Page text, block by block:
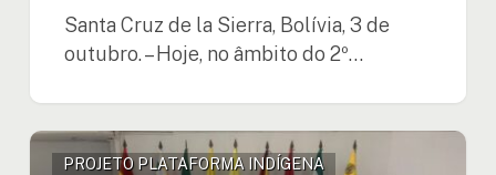
Santa Cruz de la Sierra, Bolívia, 3 de
outubro. – Hoje, no âmbito do 2º…
Abertura
PROJETO PLATAFORMA INDÍGENA